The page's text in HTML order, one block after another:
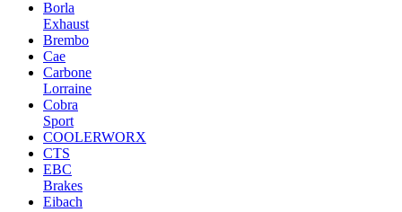
Borla
Exhaust
Brembo
Cae
Carbone
Lorraine
Cobra
Sport
COOLERWORX
CTS
EBC
Brakes
Eibach